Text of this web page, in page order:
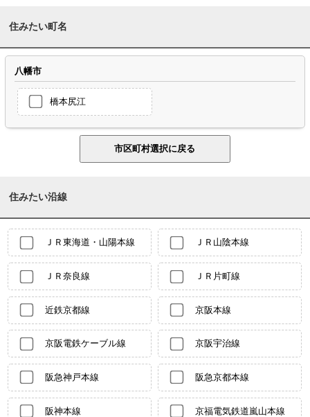
住みたい町名
八幡市
橋本尻江
住みたい沿線
ＪＲ東海道・山陽本線 ＪＲ山陰本線
ＪＲ奈良線 ＪＲ片町線
近鉄京都線 京阪本線
京阪電鉄ケーブル線 京阪宇治線
阪急神戸本線 阪急京都本線
阪神本線 京福電気鉄道嵐山本線